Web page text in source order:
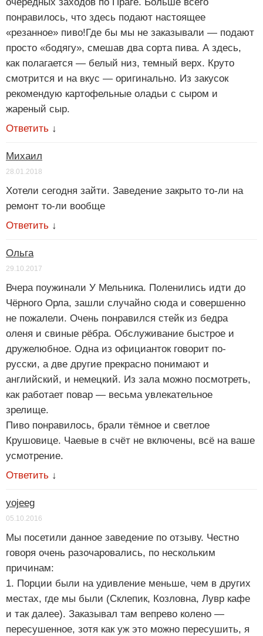
понравилось, что здесь подают настоящее
«резанное» пиво!Где бы мы не заказывали — подают
просто «бодягу», смешав два сорта пива. А здесь,
как полагается — белый низ, темный верх. Круто
смотрится и на вкус — оригинально. Из закусок
рекомендую картофельные оладьи с сыром и
жареный сыр.
Ответить ↓
Михаил
28.01.2018
Хотели сегодня зайти. Заведение закрыто то-ли на
ремонт то-ли вообще
Ответить ↓
Ольга
29.10.2017
Вчера поужинали У Мельника. Поленились идти до
Чёрного Орла, зашли случайно сюда и совершенно
не пожалели. Очень понравился стейк из бедра
оленя и свиные рёбра. Обслуживание быстрое и
дружелюбное. Одна из официанток говорит по-
русски, а две другие прекрасно понимают и
английский, и немецкий. Из зала можно посмотреть,
как работает повар — весьма увлекательное
зрелище.
Пиво понравилось, брали тёмное и светлое
Крушовице. Чаевые в счёт не включены, всё на ваше
усмотрение.
Ответить ↓
yojeeg
05.10.2016
Мы посетили данное заведение по отзыву. Честно
говоря очень разочаровались, по нескольким
причинам:
1. Порции были на удивление меньше, чем в других
местах, где мы были (Склепик, Козловна, Лувр кафе
и так далее). Заказывал там вепрево колено —
пересушенное, зотя как уж это можно пересушить, я